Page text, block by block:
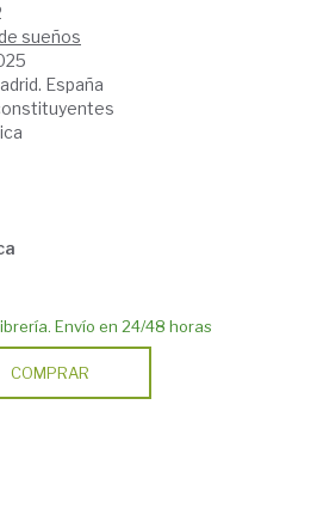
sueños
España
Envío en 24/48 horas
COMPRAR